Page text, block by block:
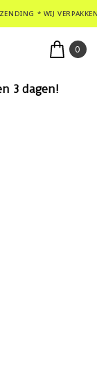
* WIJ
0
3 dagen!